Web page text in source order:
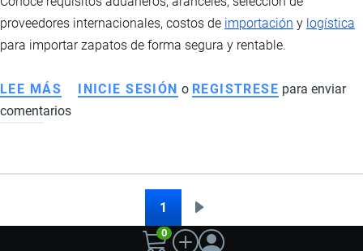
proveedores internacionales, costos de importación y logística
para importar zapatos de forma segura y rentable.
LEE MÁS SOBRE
IMPORTACIÓN
A
ARANCELES,
INICIE SESIÓN o REGISTRESE para enviar
comentarios
1
página
0